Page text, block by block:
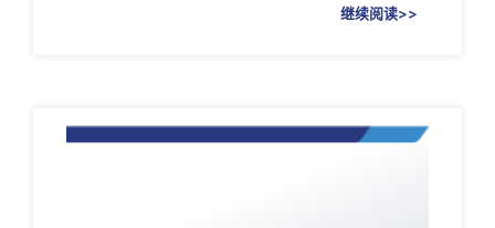
继续阅读>>